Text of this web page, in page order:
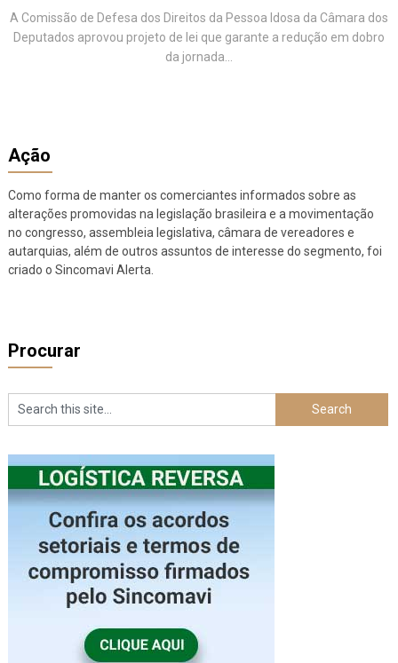
A Comissão de Defesa dos Direitos da Pessoa Idosa da Câmara dos
Deputados aprovou projeto de lei que garante a redução em dobro
da jornada...
Ação
Como forma de manter os comerciantes informados sobre as
alterações promovidas na legislação brasileira e a movimentação
no congresso, assembleia legislativa, câmara de vereadores e
autarquias, além de outros assuntos de interesse do segmento, foi
criado o Sincomavi Alerta.
Procurar